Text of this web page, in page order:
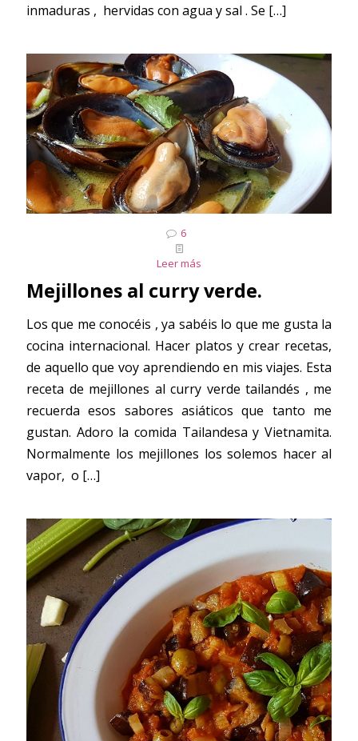
inmaduras , hervidas con agua y sal . Se […]
6
Leer más
Mejillones al curry verde.
Los que me conocéis , ya sabéis lo que me gusta la
cocina internacional. Hacer platos y crear recetas,
de aquello que voy aprendiendo en mis viajes. Esta
receta de mejillones al curry verde tailandés , me
recuerda esos sabores asiáticos que tanto me
gustan. Adoro la comida Tailandesa y Vietnamita.
Normalmente los mejillones los solemos hacer al
vapor, o […]